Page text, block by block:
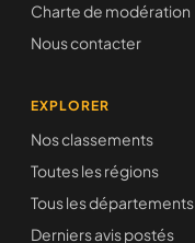
Charte de modération
Nous contacter
EXPLORER
Nos classements
Toutes les régions
Tous les départements
Derniers avis postés